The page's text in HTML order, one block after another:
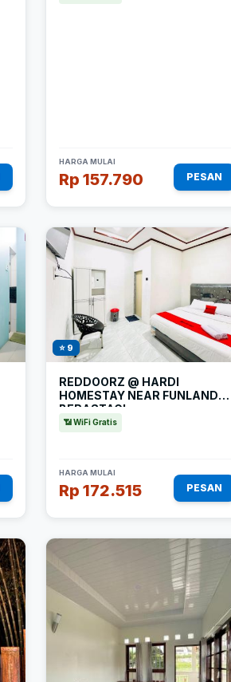
HARGA MULAI
Rp 157.790 PESAN
⭐ 9
REDDOORZ @ HARDI
HOMESTAY NEAR FUNLAND
BERASTAGI
📶 WiFi Gratis
HARGA MULAI
Rp 172.515 PESAN